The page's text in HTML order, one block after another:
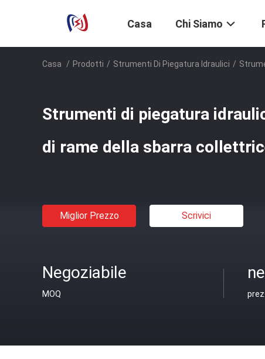
Casa Chi Siamo
Casa / Prodotti / Strumenti Di Piegatura Idraulici /
Strumenti di piegatura
di rame della sbarra
Miglior Prezzo Scrivici
Negoziabile
MOQ